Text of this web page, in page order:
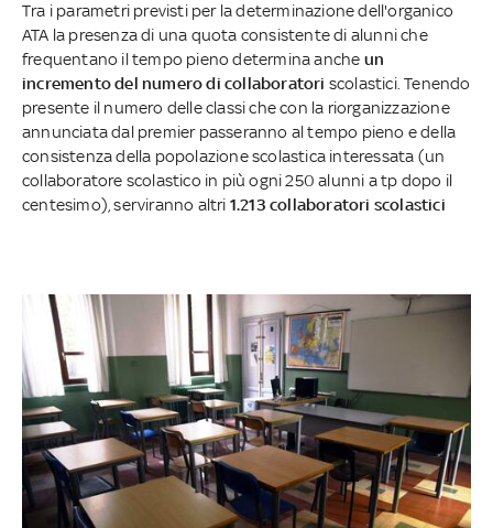
Tra i parametri previsti per la determinazione dell'organico
ATA la presenza di una quota consistente di alunni che
frequentano il tempo pieno determina anche un
incremento del numero di collaboratori scolastici. Tenendo
presente il numero delle classi che con la riorganizzazione
annunciata dal premier passeranno al tempo pieno e della
consistenza della popolazione scolastica interessata (un
collaboratore scolastico in più ogni 250 alunni a tp dopo il
centesimo), serviranno altri 1.213 collaboratori scolastici